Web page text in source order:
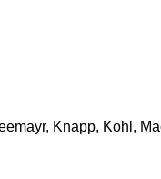
Knapp, Kohl,